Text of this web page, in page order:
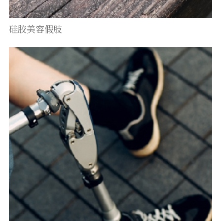
硅胶美容假肢